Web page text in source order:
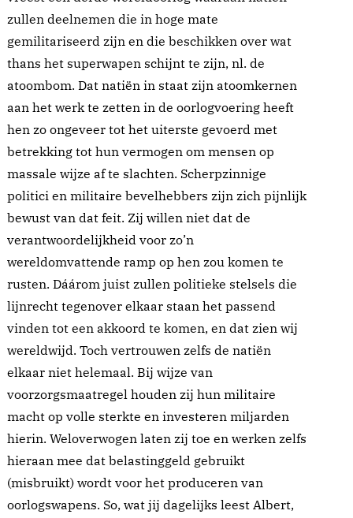
zullen deelnemen die in hoge mate
gemilitariseerd zijn en die beschikken over wat
thans het superwapen schijnt te zijn, nl. de
atoombom. Dat natiën in staat zijn atoomkernen
aan het werk te zetten in de oorlogvoering heeft
hen zo ongeveer tot het uiterste gevoerd met
betrekking tot hun vermogen om mensen op
massale wijze af te slachten. Scherpzinnige
politici en militaire bevelhebbers zijn zich pijnlijk
bewust van dat feit. Zij willen niet dat de
verantwoordelijkheid voor zo’n
wereldomvattende ramp op hen zou komen te
rusten. Dáárom juist zullen politieke stelsels die
lijnrecht tegenover elkaar staan het passend
vinden tot een akkoord te komen, en dat zien wij
wereldwijd. Toch vertrouwen zelfs de natiën
elkaar niet helemaal. Bij wijze van
voorzorgsmaatregel houden zij hun militaire
macht op volle sterkte en investeren miljarden
hierin. Weloverwogen laten zij toe en werken zelfs
hieraan mee dat belastinggeld gebruikt
(misbruikt) wordt voor het produceren van
oorlogswapens. So, wat jij dagelijks leest Albert,